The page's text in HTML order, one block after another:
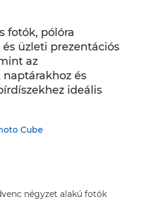
fotók, pólóra
üzleti prezentációs
az
és
ideális
négyzet alakú fotók